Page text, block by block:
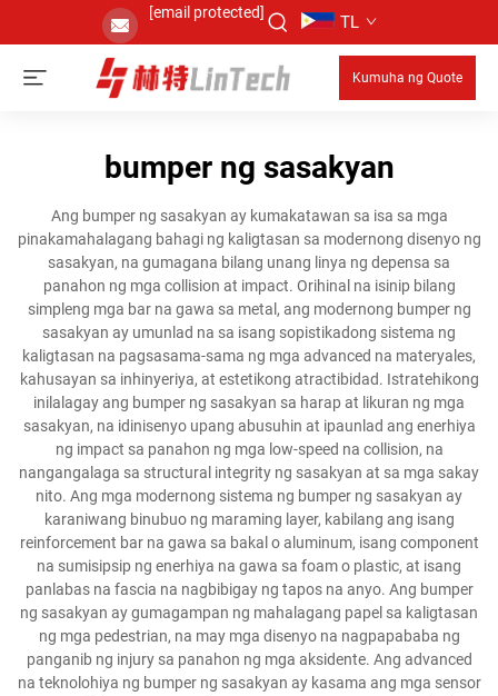
[email protected] TL
Kumuha ng Quote
bumper ng sasakyan
Ang bumper ng sasakyan ay kumakatawan sa isa sa mga
pinakamahalagang bahagi ng kaligtasan sa modernong disenyo ng
sasakyan, na gumagana bilang unang linya ng depensa sa
panahon ng mga collision at impact. Orihinal na isinip bilang
simpleng mga bar na gawa sa metal, ang modernong bumper ng
sasakyan ay umunlad na sa isang sopistikadong sistema ng
kaligtasan na pagsasama-sama ng mga advanced na materyales,
kahusayan sa inhinyeriya, at estetikong atractibidad. Istratehikong
inilalagay ang bumper ng sasakyan sa harap at likuran ng mga
sasakyan, na idinisenyo upang abusuhin at ipaunlad ang enerhiya
ng impact sa panahon ng mga low-speed na collision, na
nangangalaga sa structural integrity ng sasakyan at sa mga sakay
nito. Ang mga modernong sistema ng bumper ng sasakyan ay
karaniwang binubuo ng maraming layer, kabilang ang isang
reinforcement bar na gawa sa bakal o aluminum, isang component
na sumisipsip ng enerhiya na gawa sa foam o plastic, at isang
panlabas na fascia na nagbibigay ng tapos na anyo. Ang bumper
ng sasakyan ay gumagampan ng mahalagang papel sa kaligtasan
ng mga pedestrian, na may mga disenyo na nagpapababa ng
panganib ng injury sa panahon ng mga aksidente. Ang advanced
na teknolohiya ng bumper ng sasakyan ay kasama ang mga sensor